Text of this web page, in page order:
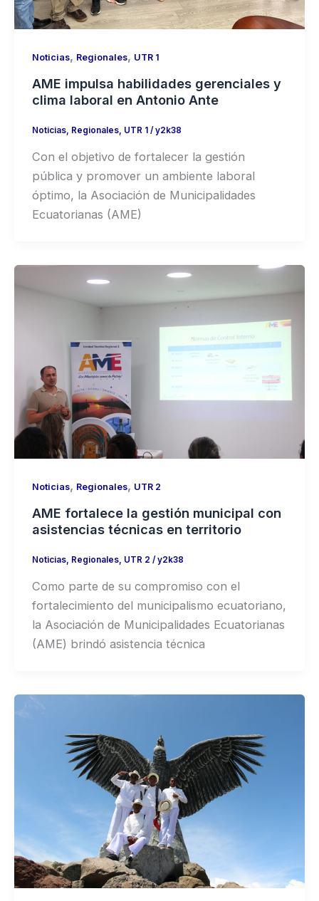
Noticias, Regionales, UTR 1
AME impulsa habilidades gerenciales y
clima laboral en Antonio Ante
Noticias, Regionales, UTR 1 / y2k38
Con el objetivo de fortalecer la gestión
pública y promover un ambiente laboral
óptimo, la Asociación de Municipalidades
Ecuatorianas (AME)
Noticias, Regionales, UTR 2
AME fortalece la gestión municipal con
asistencias técnicas en territorio
Noticias, Regionales, UTR 2 / y2k38
Como parte de su compromiso con el
fortalecimiento del municipalismo ecuatoriano,
la Asociación de Municipalidades Ecuatorianas
(AME) brindó asistencia técnica